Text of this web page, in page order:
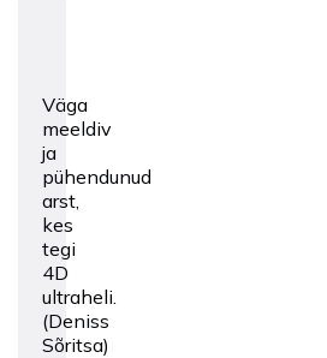
Väga
meeldiv
ja
pühendunud
arst,
kes
tegi
4D
ultraheli.
(Deniss
Sõritsa)